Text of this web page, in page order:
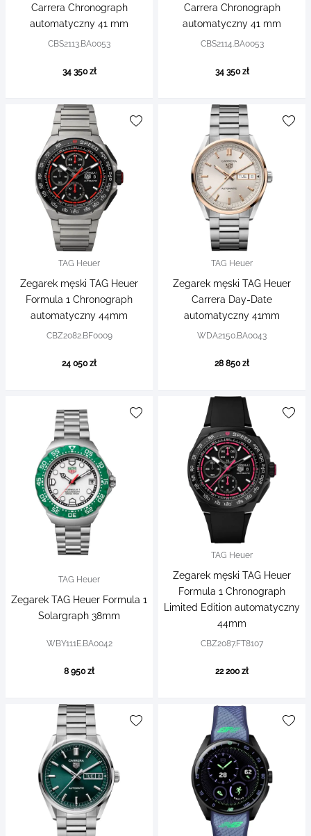
Carrera Chronograph
automatyczny 41 mm
CBS2113.BA0053
34 350 zł
Carrera Chronograph
automatyczny 41 mm
CBS2114.BA0053
34 350 zł
TAG Heuer
Zegarek męski TAG Heuer
Formula 1 Chronograph
automatyczny 44mm
CBZ2082.BF0009
24 050 zł
TAG Heuer
Zegarek męski TAG Heuer
Carrera Day-Date
automatyczny 41mm
WDA2150.BA0043
28 850 zł
TAG Heuer
Zegarek TAG Heuer Formula 1
Solargraph 38mm
WBY111E.BA0042
8 950 zł
TAG Heuer
Zegarek męski TAG Heuer
Formula 1 Chronograph
Limited Edition automatyczny
44mm
CBZ2087.FT8107
22 200 zł